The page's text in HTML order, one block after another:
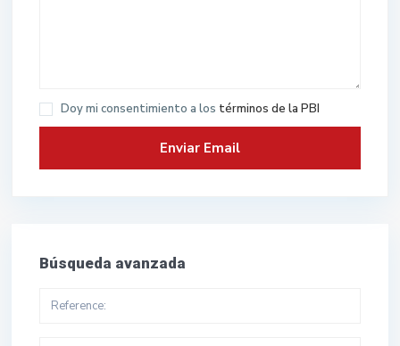
Doy mi consentimiento a los términos de la PBI
Búsqueda avanzada